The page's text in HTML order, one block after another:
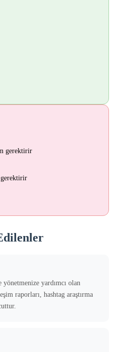
gerektirir
yönetmenize yardımcı olan
raporları, hashtag araştırma